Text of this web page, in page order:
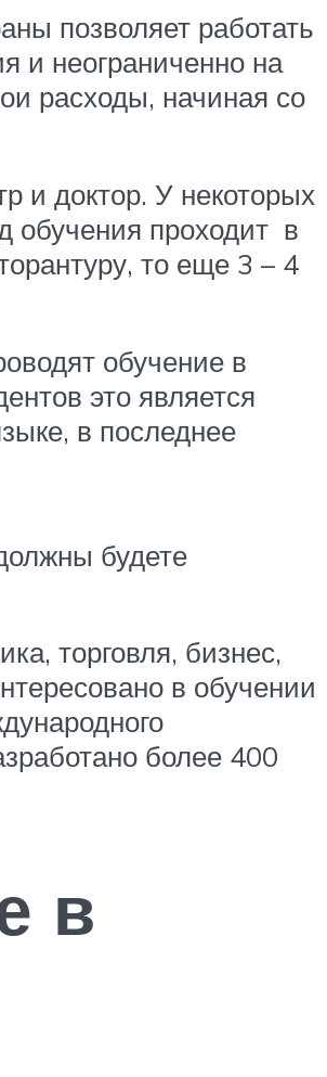
позволяет работать
и неограниченно на
расходы, начиная со
и доктор. У некоторых
обучения проходит в
то еще 3 – 4
обучение в
это является
в последнее
будете
торговля, бизнес,
в обучении
более 400
в